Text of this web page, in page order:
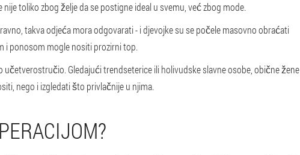
toliko zbog želje da se postigne ideal u svemu, već zbog mode.
takva odjeća mora odgovarati - i djevojke su se počele masovno obraćati
i ponosom mogle nositi prozirni top.
Gledajući trendseterice ili holivudske slavne osobe, obične žene
nego i izgledati što privlačnije u njima.